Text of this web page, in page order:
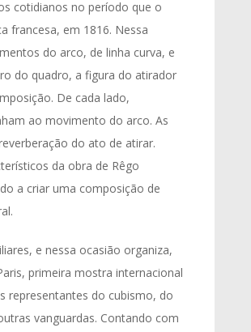
cotidianos no período que o
francesa, em 1816. Nessa
do arco, de linha curva, e
do quadro, a figura do atirador
De cada lado,
ao movimento do arco. As
do ato de atirar.
da obra de Rêgo
a criar uma composição de
e nessa ocasião organiza,
primeira mostra internacional
representantes do cubismo, do
vanguardas. Contando com